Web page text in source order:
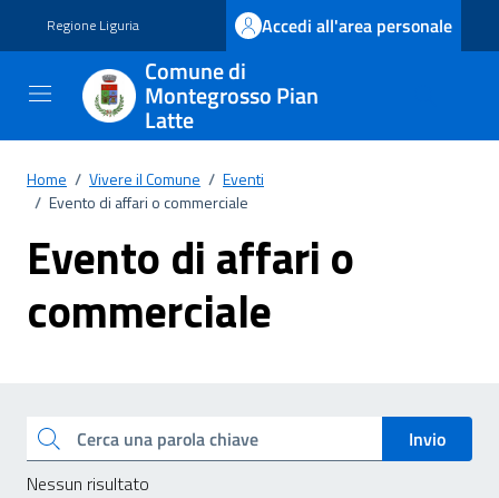
Regione Liguria Accedi all'area personale
Comune di
Montegrosso Pian
Latte
Home / Vivere il Comune / Eventi
/ Evento di affari o commerciale
Evento di affari o
commerciale
Esplora tutti i documenti
Cerca una parola chiave
Invio
Nessun risultato